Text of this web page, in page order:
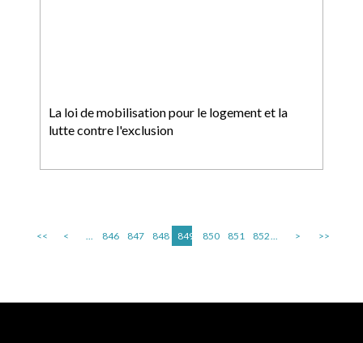
La loi de mobilisation pour le logement et la
lutte contre l'exclusion
<< < ... 846 847 848 849 850 851 852... > >>